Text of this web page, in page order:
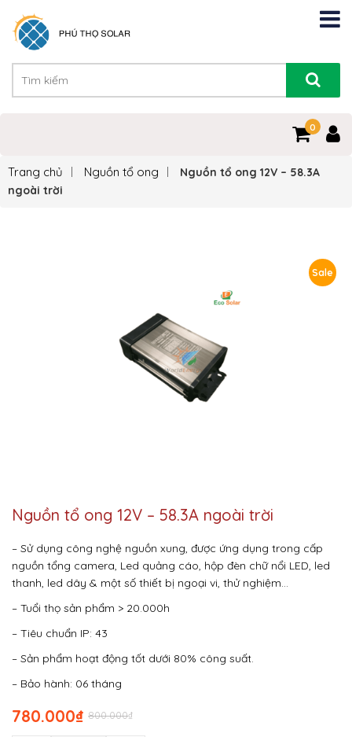
0
Trang chủ Nguồn tổ ong
Nguồn tổ ong 12V – 58.3A
ngoài trời
Sale
Nguồn tổ ong 12V – 58.3A ngoài trời
– Sử dụng công nghệ nguồn xung, được ứng dụng trong cấp
nguồn tổng camera, Led quảng cáo, hộp đèn chữ nổi LED, led
thanh, led dây & một số thiết bị ngoại vi, thử nghiệm…
– Tuổi thọ sản phẩm > 20.000h
– Tiêu chuẩn IP: 43
– Sản phẩm hoạt động tốt dưới 80% công suất.
– Bảo hành: 06 tháng
₫
800.000
₫
780.000